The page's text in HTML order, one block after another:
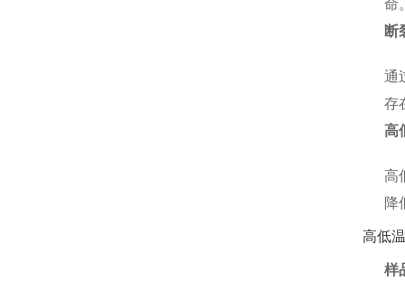
命
断
通
存
高
高
降
高低
样